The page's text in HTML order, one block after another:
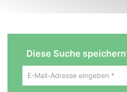
Diese Suche
Um
die